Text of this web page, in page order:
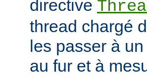
directive
thread chargé
les passer à
au fur et à